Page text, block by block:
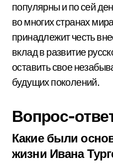
популярны и по сей
во многих странах
принадлежит честь
вклад в развитие
оставить свое
будущих поколений.
Вопрос-
Какие были
жизни Ивана